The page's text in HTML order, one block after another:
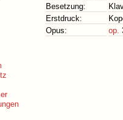
Besetzung:
Erstdruck:
Opus:
op.